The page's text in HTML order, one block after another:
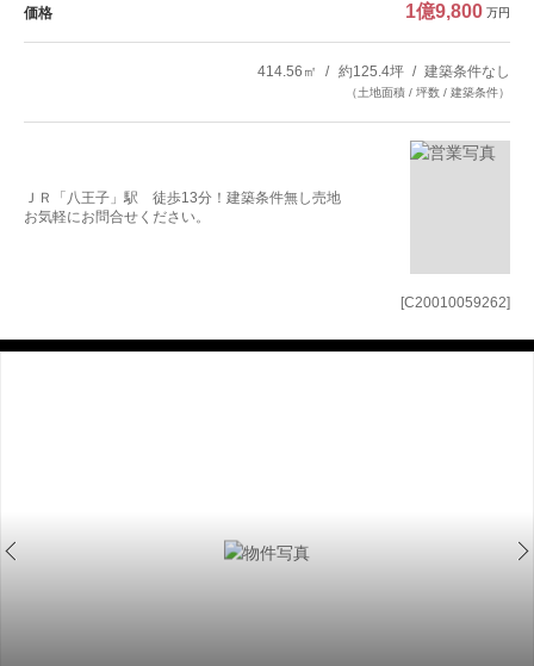
[C20010059262]
価格 1億9,800 万円
414.56㎡ 約125.4坪 建築条件なし
（土地面積 / 坪数 / 建築条件）
ＪＲ「八王子」駅 徒歩13分！建築条件無し売地
お気軽にお問合せください。